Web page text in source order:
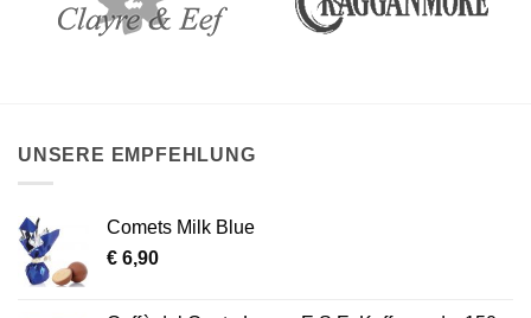
UNSERE EMPFEHLUNG
Comets Milk Blue
€ 6,90